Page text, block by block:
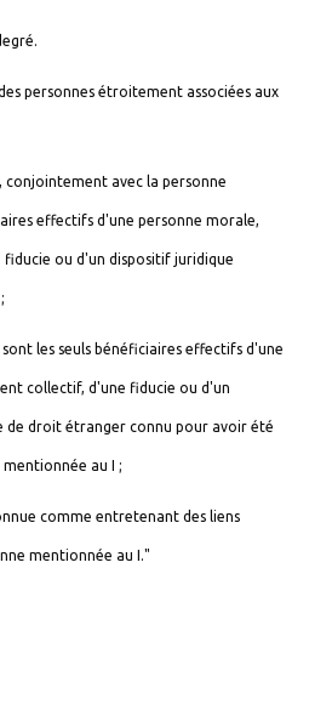
personnes étroitement associées aux
conjointement avec la personne
effectifs d'une personne morale,
ou d'un dispositif juridique
sont les seuls bénéficiaires effectifs d'une
collectif, d'une fiducie ou d'un
de droit étranger connu pour avoir été
au I ;
comme entretenant des liens
mentionnée au I."